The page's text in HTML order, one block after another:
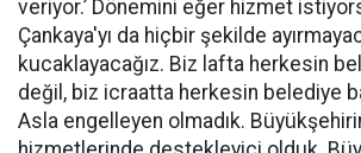
veriyor.’ Dönemini eğer hizmet
Çankaya'yı da hiçbir şekilde
kucaklayacağız. Biz lafta herkesin
değil, biz icraatta herkesin belediye
Asla engelleyen olmadık.